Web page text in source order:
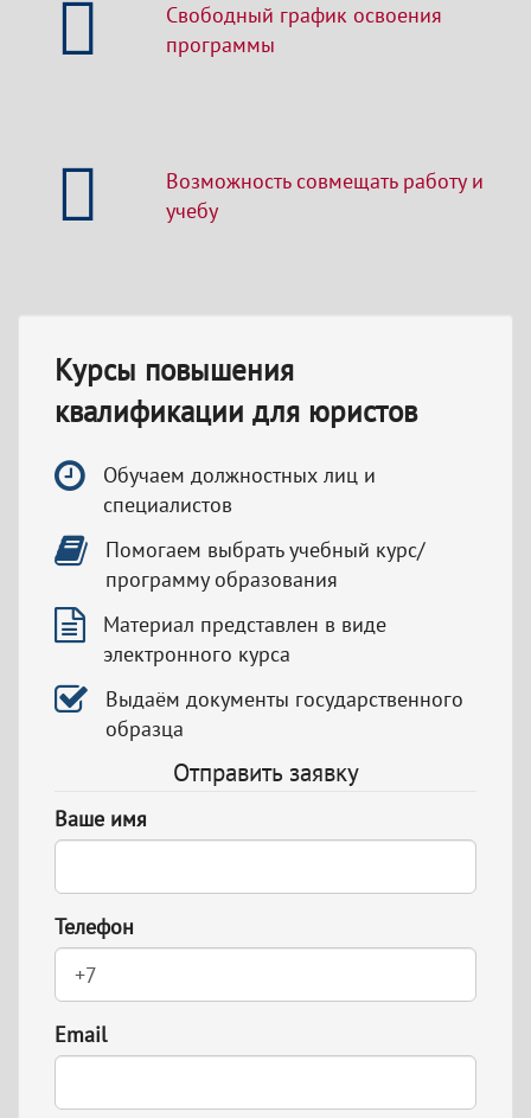
Свободный график освоения
программы
Возможность совмещать работу и
учебу
Курсы повышения
квалификации для юристов
Обучаем должностных лиц и
специалистов
Помогаем выбрать учебный курс/
программу образования
Материал представлен в виде
электронного курса
Выдаём документы государственного
образца
Отправить заявку
Ваше имя
Телефон
Email